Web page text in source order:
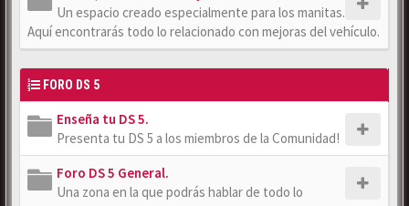
Un espacio creado especialmente para los manitas.
Aquí encontrarás todo lo relacionado con mejoras del vehículo.
FORO DS 5
Enseña tu DS 5.
Presenta tu DS 5 a los miembros de la Comunidad!
Foro DS 5 General.
Una zona en la que podrás hablar de todo lo